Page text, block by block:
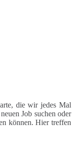
die wir jedes Mal
Job suchen oder
können. Hier treffen